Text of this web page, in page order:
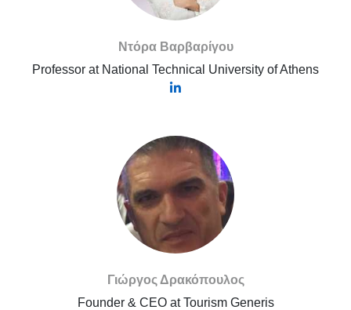
Ντόρα Βαρβαρίγου
Professor at National Technical University of Athens
Γιώργος Δρακόπουλος
Founder & CEO at Tourism Generis